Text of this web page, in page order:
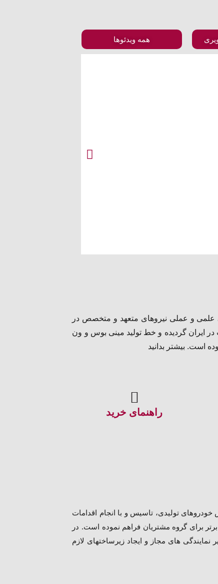
همه ویدئوها
علمی و عملی نیروهای متعهد و متخصص در
ایران گردیده و خط تولید مینی بوس و ون
است. بیشتر بدانید
راهنمای خرید
1399، بمنظور ارائه خدمات پس از فروش خودروهای تولیدی، تاسیس و با انجام اقدامات
برای گروه مشتریان فراهم نموده است. در
های مجاز و ایجاد زیرساختهای لازم